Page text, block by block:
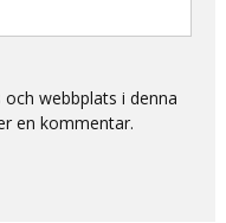
webbplats i denna
en kommentar.